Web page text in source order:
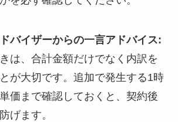
バイザーからの一言アドバイス:
は、合計金額だけでなく内訳を
が大切です。追加で発生する1時
価まで確認しておくと、契約後
げます。